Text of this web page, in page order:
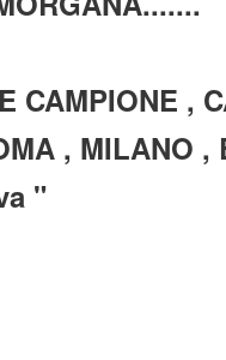
CAMPIONE ,
, MILANO
"